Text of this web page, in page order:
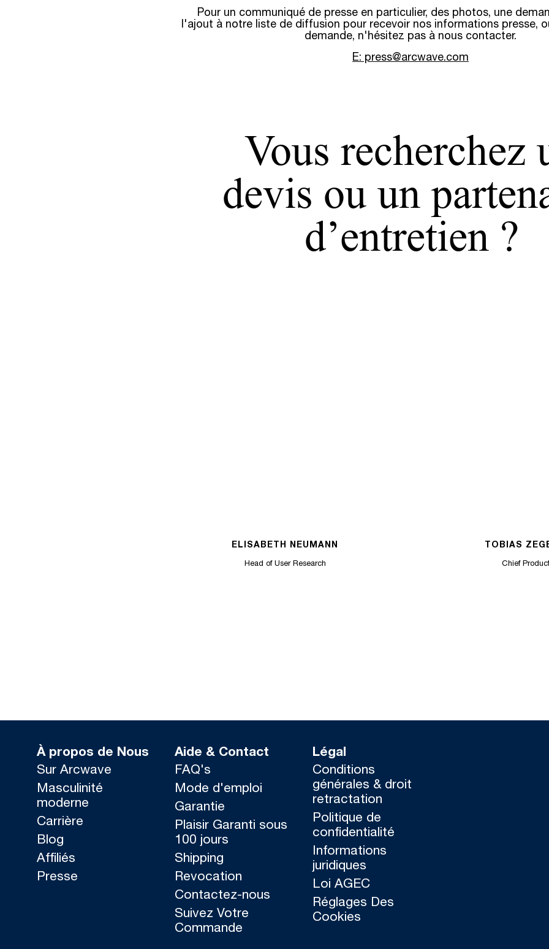
Pour un communiqué de presse en particulier, des photos, une
l'ajout à notre liste de diffusion pour recevoir nos informations presse,
demande, n'hésitez pas à nous contacter.
E: press@arcwave.com
Vous recherchez
devis ou un
d’entretien ?
ELISABETH NEUMANN
Head of User Research
TOBIAS
Chief
À propos de Nous
Sur Arcwave
Masculinité
moderne
Carrière
Blog
Affiliés
Presse
Aide & Contact
FAQ's
Mode d'emploi
Garantie
Plaisir Garanti sous
100 jours
Shipping
Revocation
Contactez-nous
Suivez Votre
Commande
Légal
Conditions
générales & droit
retractation
Politique de
confidentialité
Informations
juridiques
Loi AGEC
Réglages Des
Cookies